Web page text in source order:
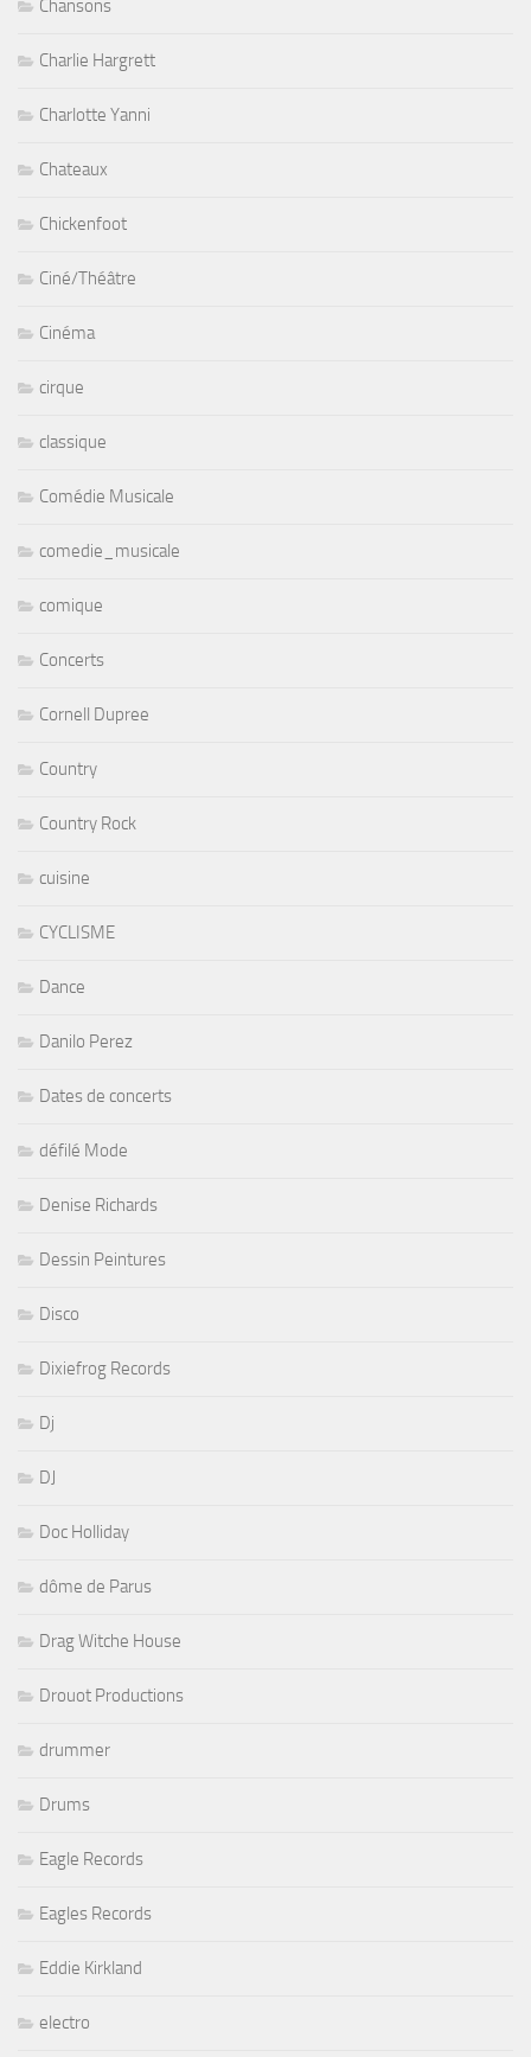
Chansons
Charlie Hargrett
Charlotte Yanni
Chateaux
Chickenfoot
Ciné/Théâtre
Cinéma
cirque
classique
Comédie Musicale
comedie_musicale
comique
Concerts
Cornell Dupree
Country
Country Rock
cuisine
CYCLISME
Dance
Danilo Perez
Dates de concerts
défilé Mode
Denise Richards
Dessin Peintures
Disco
Dixiefrog Records
Dj
DJ
Doc Holliday
dôme de Parus
Drag Witche House
Drouot Productions
drummer
Drums
Eagle Records
Eagles Records
Eddie Kirkland
electro